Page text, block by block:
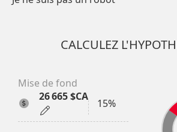
CALCULEZ
Mise de fond
26 665 $CA
15%